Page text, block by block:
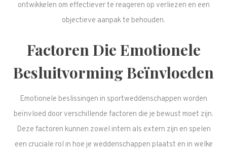
ontwikkelen om effectiever te reageren op verliezen en een
objectieve aanpak te behouden.
Factoren Die Emotionele
Besluitvorming Beïnvloeden
Emotionele beslissingen in sportweddenschappen worden
beïnvloed door verschillende factoren die je bewust moet zijn.
Deze factoren kunnen zowel intern als extern zijn en spelen
een cruciale rol in hoe je weddenschappen plaatst en in welke